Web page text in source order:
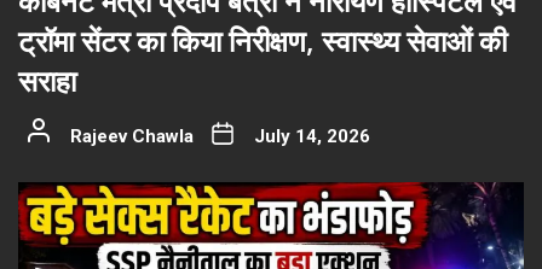
ट्रॉमा सेंटर का किया निरीक्षण, स्वास्थ्य सेवाओं की
सराहा
Rajeev Chawla July 14, 2026